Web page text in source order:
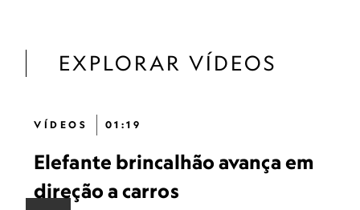
EXPLORAR VÍDEOS
VÍDEOS 01:19
Elefante brincalhão avança em
direção a carros